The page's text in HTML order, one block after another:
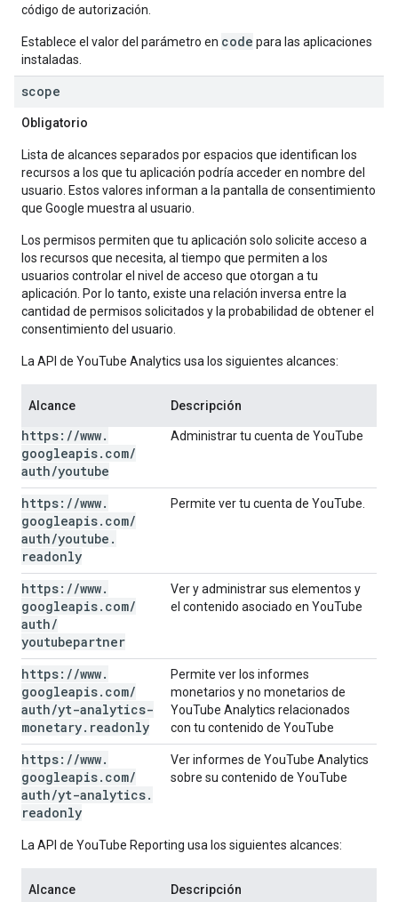
código de autorización.
Establece el valor del parámetro en code para las aplicaciones
instaladas.
scope
Obligatorio
Lista de alcances separados por espacios que identifican los
recursos a los que tu aplicación podría acceder en nombre del
usuario. Estos valores informan a la pantalla de consentimiento
que Google muestra al usuario.
Los permisos permiten que tu aplicación solo solicite acceso a
los recursos que necesita, al tiempo que permiten a los
usuarios controlar el nivel de acceso que otorgan a tu
aplicación. Por lo tanto, existe una relación inversa entre la
cantidad de permisos solicitados y la probabilidad de obtener el
consentimiento del usuario.
La API de YouTube Analytics usa los siguientes alcances:
Alcance Descripción
https: //www.
googleapis. com/
auth/youtube
Administrar tu cuenta de YouTube
https: //www.
googleapis. com/
auth/youtube .
readonly
Permite ver tu cuenta de YouTube.
https: //www.
googleapis. com/
auth/
youtubepartner
Ver y administrar sus elementos y
el contenido asociado en YouTube
https: //www.
googleapis. com/
auth/yt-analytics-
monetary. readonly
Permite ver los informes
monetarios y no monetarios de
YouTube Analytics relacionados
con tu contenido de YouTube
https: //www.
googleapis. com/
auth/yt-analytics.
readonly
Ver informes de YouTube Analytics
sobre su contenido de YouTube
La API de YouTube Reporting usa los siguientes alcances:
Alcance Descripción